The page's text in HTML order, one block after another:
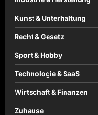
Kunst & Unterhaltung
Recht & Gesetz
Sport & Hobby
Technologie & SaaS
Wirtschaft & Finanzen
Zuhause